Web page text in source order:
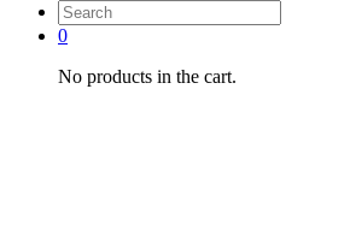
0
No products in the cart.